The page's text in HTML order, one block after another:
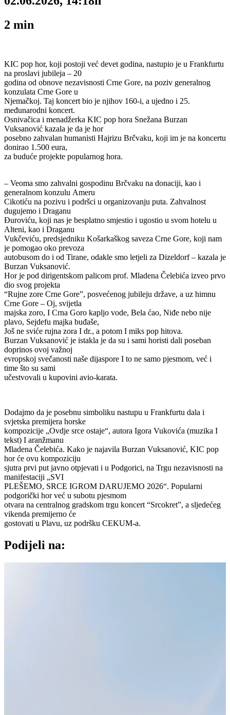
2 min
KIC pop hor, koji postoji već devet godina, nastupio je u Frankfurtu
na proslavi jubileja – 20
godina od obnove nezavisnosti Crne Gore, na poziv generalnog
konzulata Crne Gore u
Njemačkoj. Taj koncert bio je njihov 160-i, a ujedno i 25.
međunarodni koncert.
Osnivačica i menadžerka KIC pop hora Snežana Burzan
Vuksanović kazala je da je hor
posebno zahvalan humanisti Hajrizu Brčvaku, koji im je na koncertu
donirao 1.500 eura,
za buduće projekte popularnog hora.
– Veoma smo zahvalni gospodinu Brčvaku na donaciji, kao i
generalnom konzulu Ameru
Cikotiću na pozivu i podršci u organizovanju puta. Zahvalnost
dugujemo i Draganu
Đuroviću, koji nas je besplatno smjestio i ugostio u svom hotelu u
Alteni, kao i Draganu
Vukčeviću, predsjedniku Košarkaškog saveza Crne Gore, koji nam
je pomogao oko prevoza
autobusom do i od Tirane, odakle smo letjeli za Dizeldorf – kazala je
Burzan Vuksanović.
Hor je pod dirigentskom palicom prof. Mladena Čelebića izveo prvo
dio svog projekta
“Rujne zore Crne Gore”, posvećenog jubileju države, a uz himnu
Crne Gore – Oj, svijetla
majska zoro, I Crna Goro kapljo vode, Bela ćao, Niđe nebo nije
plavo, Sejdefu majka buđaše,
Još ne sviće rujna zora I dr., a potom I miks pop hitova.
Burzan Vuksanović je istakla je da su i sami horisti dali poseban
doprinos ovoj važnoj
evropskoj svečanosti naše dijaspore I to ne samo pjesmom, već i
time što su sami
učestvovali u kupovini avio-karata.
Dodajmo da je posebnu simboliku nastupu u Frankfurtu dala i
svjetska premijera horske
kompozicije „Ovdje srce ostaje“, autora Igora Vukovića (muzika I
tekst) I aranžmanu
Mladena Čelebića. Kako je najavila Burzan Vuksanović, KIC pop
hor će ovu kompoziciju
sjutra prvi put javno otpjevati i u Podgorici, na Trgu nezavisnosti na
manifestaciji „SVI
PLEŠEMO, SRCE IGROM DARUJEMO 2026“. Popularni
podgorički hor već u subotu pjesmom
otvara na centralnog gradskom trgu koncert “Srcokret”, a sljedećeg
vikenda premijerno će
gostovati u Plavu, uz podršku CEKUM-a.
Podijeli na: